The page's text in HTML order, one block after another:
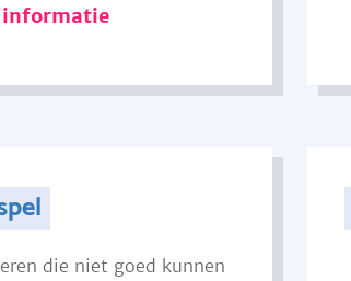
informatie
die niet goed kunnen